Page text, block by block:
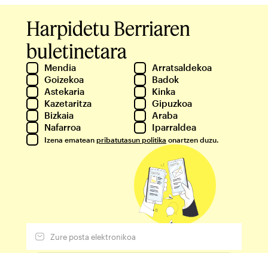
Harpidetu Berriaren
buletinetara
Mendia
Arratsaldekoa
Goizekoa
Badok
Astekaria
Kinka
Kazetaritza
Gipuzkoa
Bizkaia
Araba
Nafarroa
Iparraldea
Izena ematean pribatutasun politika onartzen duzu.